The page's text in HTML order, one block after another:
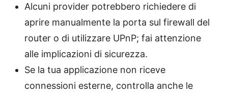
Alcuni provider potrebbero richiedere di
aprire manualmente la porta sul firewall del
router o di utilizzare UPnP; fai attenzione
alle implicazioni di sicurezza.
Se la tua applicazione non riceve
connessioni esterne, controlla anche le